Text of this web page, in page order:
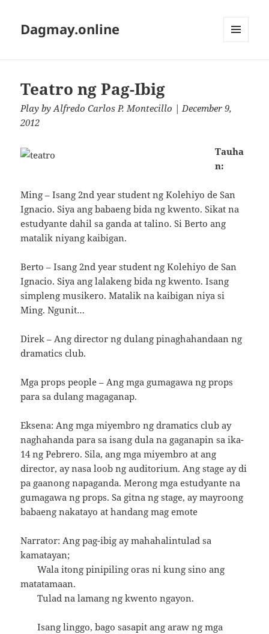
Dagmay.online
Teatro ng Pag-Ibig
Play byAlfredo Carlos P. Montecillo | December 9,
2012
Tauha
n:
Ming – Isang 2nd year student ng Kolehiyo de San
Ignacio. Siya ang babaeng bida ng kwento. Sikat na
estudyante dahil sa ganda at talino. Si Berto ang
matalik niyang kaibigan.
Berto – Isang 2nd year student ng Kolehiyo de San
Ignacio. Siya ang lalakeng bida ng kwento. Isang
simpleng musikero. Matalik na kaibigan niya si
Ming. Ngunit…
Direk – Ang director ng dulang pinaghahandaan ng
dramatics club.
Mga props people – Ang mga gumagawa ng props
para sa dulang magaganap.
Eksena: Ang mga miyembro ng dramatics club ay
naghahanda para sa isang dula na gaganapin sa ika-
14 ng Pebrero. Sila, ang mga miyembro at ang
director, ay nasa loob ng auditorium. Ang stage ay di
pa gaanong napaganda. Merong mga estudyante na
gumagawa ng props. Sa gitna ng stage, ay mayroong
babaeng nakatayo at handang mag emote
Narrator: Ang pag-ibig ay mahahalintulad sa
kamatayan;
Wala itong pinipiling oras ni kung sino ang
matatamaan.
Tulad na lamang ng kwento ngayon.
Isang linggo, bago sasapit ang araw ng mga